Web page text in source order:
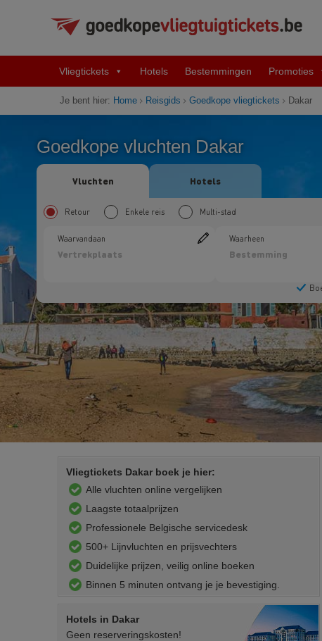
Vliegtickets Hotels Bestemmingen Promoties
Je bent hier: Home Reisgids Goedkope vliegtickets Dakar
Goedkope vluchten Dakar
Vliegtickets Dakar boek je hier:
Alle vluchten online vergelijken
Laagste totaalprijzen
Professionele Belgische servicedesk
500+ Lijnvluchten en prijsvechters
Duidelijke prijzen, veilig online boeken
Binnen 5 minuten ontvang je je bevestiging.
Hotels in Dakar
Geen reserveringskosten!